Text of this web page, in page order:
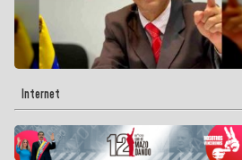
Internet